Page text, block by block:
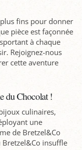
fins pour donner
pièce est façonnée
à chaque
Rejoignez-nous
cette aventure
du Chocolat !
culinaires,
une
de Bretzel&Co
insuffle